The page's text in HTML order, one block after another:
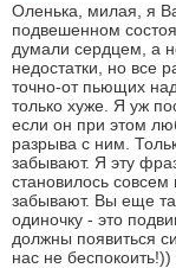
Оленька, милая, я
подвешенном
думали сердцем, а
недостатки, но все
точно-от пьющих
только хуже. Я уж
если он при этом
разрыва с ним.
забывают. Я эту
становилось
забывают. Вы еще
одиночку - это
должны появиться
нас не